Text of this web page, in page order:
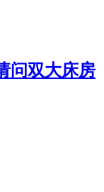
问双大床房